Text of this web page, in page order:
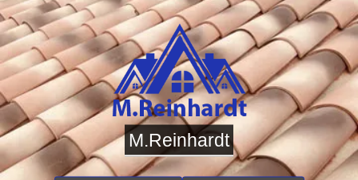
M.Reinhardt